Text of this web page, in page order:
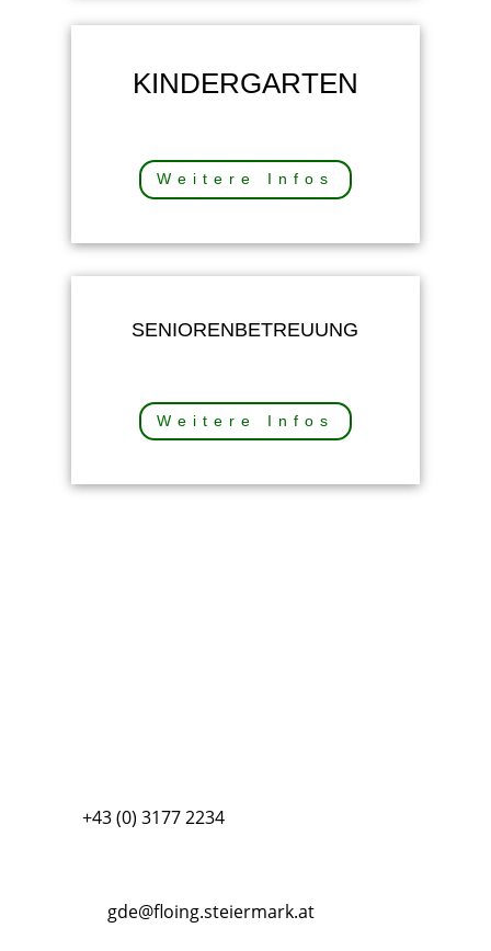
KINDERGARTEN
Weitere Infos
SENIORENBETREUUNG
Weitere Infos
+43 (0) 3177 2234
gde@floing.steiermark.at